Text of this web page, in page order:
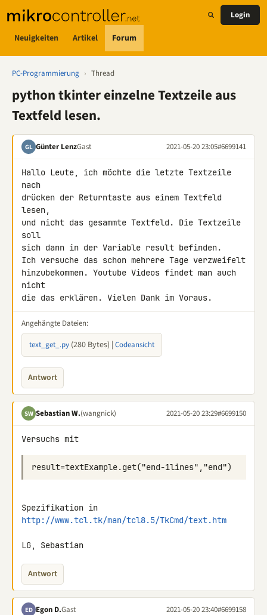
Neuigkeiten Artikel Forum
Login
PC-Programmierung › Thread
python tkinter einzelne Textzeile aus
Textfeld lesen.
GL Günter LenzGast 2021-05-20 23:05#6699141
Hallo Leute, ich möchte die letzte Textzeile
nach
drücken der Returntaste aus einem Textfeld
lesen,
und nicht das gesammte Textfeld. Die Textzeile
soll
sich dann in der Variable result befinden.
Ich versuche das schon mehrere Tage verzweifelt
hinzubekommen. Youtube Videos findet man auch
nicht
die das erklären. Vielen Dank im Voraus.
Angehängte Dateien:
text_get_.py (280 Bytes) | Codeansicht
Antwort
SW Sebastian W.(wangnick) 2021-05-20 23:29#6699150
Versuchs mit
http://www.tcl.tk/man/tcl8.5/TkCmd/text.htm
LG, Sebastian
Antwort
ED Egon D.Gast 2021-05-20 23:40#6699158